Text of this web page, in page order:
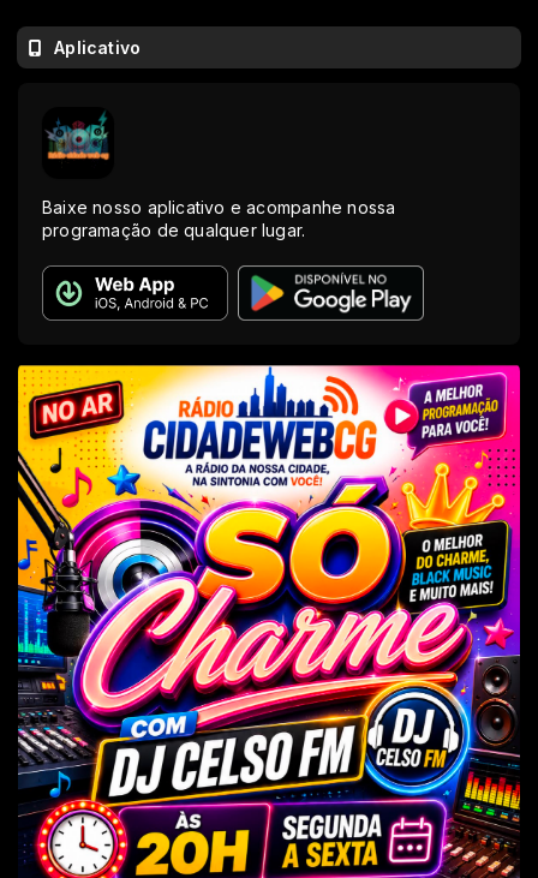
Aplicativo
Baixe nosso aplicativo e acompanhe nossa
programação de qualquer lugar.